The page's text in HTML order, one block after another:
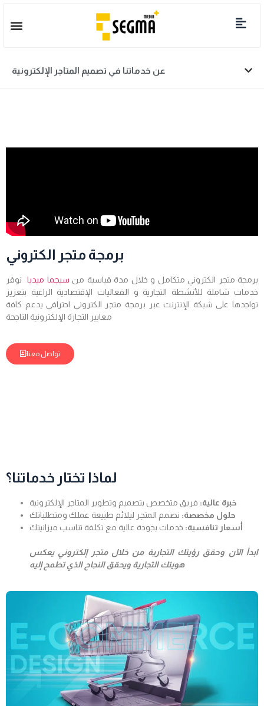
عن خدماتنا في تصميم المتاجر الإلكترونية
برمجة متجر الكتروني
برمجة متجر الكتروني متكامل و خلال مدة قياسية من سيجما ميديا
نوفر
خدمات شاملة للأنشطة التجارية و الفعاليات الإقتصادية الراغبة بتعزيز
تواجدها على شبكة الإنترنت عبر برمجة متجر الكتروني احترافي يدعم كافة
معايير التجارة الإلكترونية الناجحة
تواصل معنا
لماذا تختار خدماتنا؟
خبرة عالية: فريق متخصص بتصميم وتطوير المتاجر الإلكترونية
حلول مخصصة: نصمم المتجر ليلائم طبيعة عملك ومتطلباتك
أسعار تنافسية: خدمات بجودة عالية مع تكلفة تناسب ميزانيتك
ابدأ الآن وحقق رؤيتك التجارية من خلال متجر إلكتروني يعكس
هويتك التجارية ويحقق النجاح الذي تطمح إليه